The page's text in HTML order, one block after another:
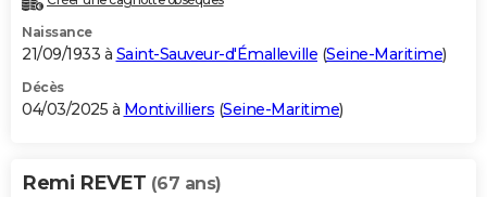
Naissance
21/09/1933 à Saint-Sauveur-d'Émalleville (Seine-Maritime)
Décès
04/03/2025 à Montivilliers (Seine-Maritime)
Remi REVET (67 ans)